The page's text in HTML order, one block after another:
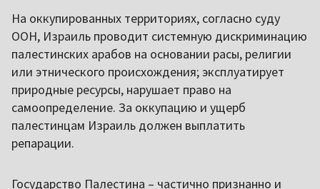
На оккупированных территориях, согласно суду
ООН, Израиль проводит системную дискриминацию
палестинских арабов на основании расы, религии
или этнического происхождения; эксплуатирует
природные ресурсы, нарушает право на
самоопределение. За оккупацию и ущерб
палестинцам Израиль должен выплатить
репарации.
Государство Палестина – частично признанно и